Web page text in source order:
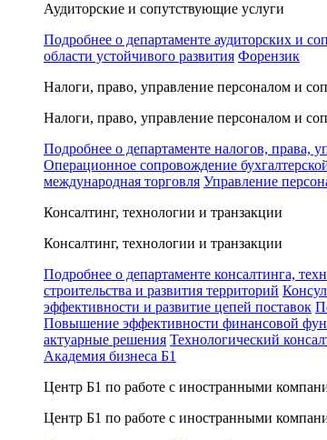
Аудиторские и сопутствующие услуги
Подробнее о департаменте аудиторских и
области устойчивого развития Форензик
Налоги, право, управление персоналом и
Налоги, право, управление персоналом и
Подробнее о департаменте налогов, права,
Операционное сопровождение
международная торговля Управление
Консалтинг, технологии и транзакции
Консалтинг, технологии и транзакции
Подробнее о департаменте консалтинга,
строительства и развития территорий
эффективности и развитие цепей поставок
Повышение эффективности финансовой
актуарные решения Технологический
Академия бизнеса Б1
Центр Б1 по работе с иностранными
Центр Б1 по работе с иностранными